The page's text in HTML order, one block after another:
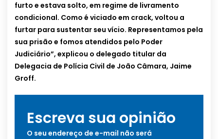
furto e estava solto, em regime de livramento
condicional. Como é viciado em crack, voltou a
furtar para sustentar seu vício. Representamos pela
sua prisão e fomos atendidos pelo Poder
Judiciário”, explicou o delegado titular da
Delegacia de Polícia Civil de João Câmara, Jaime
Groff.
Escreva sua opinião
O seu endereço de e-mail não será